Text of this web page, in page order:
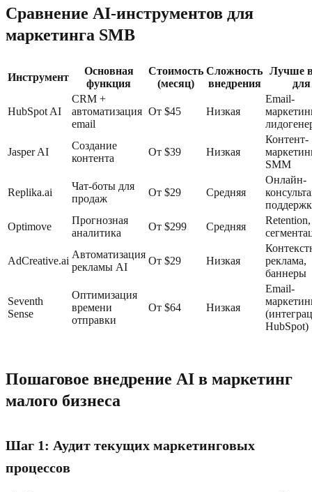
Сравнение AI-инструментов для
маркетинга SMB
Инструмент
Основная
функция
Стоимость
(месяц)
Сложность
внедрения
Лучше
для
HubSpot AI
CRM +
автоматизация
email
От $45 Низкая
Email-
Jasper AI
Создание
контента
От $39 Низкая
Контент-
SMM
Replika.ai
Чат-боты для
продаж
От $29 Средняя
Онлайн-
Optimove
Прогнозная
аналитика
От $299 Средняя
Retention,
AdCreative.ai
Автоматизация
рекламы AI
От $29 Низкая
реклама,
баннеры
Seventh
Sense
Оптимизация
времени
отправки
От $64 Низкая
Email-
HubSpot)
Пошаговое внедрение AI в маркетинг
малого бизнеса
Шаг 1: Аудит текущих маркетинговых
процессов